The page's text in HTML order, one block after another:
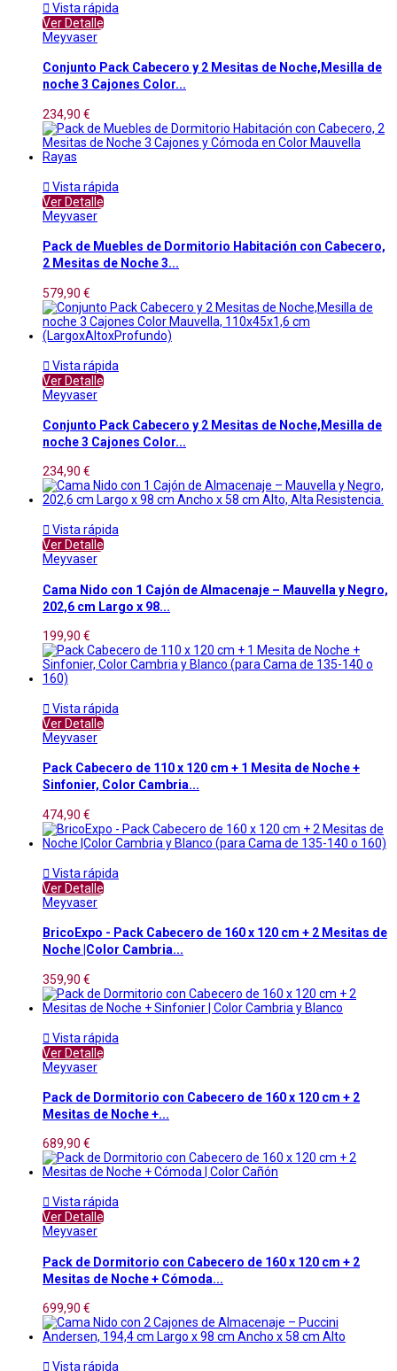
 Vista rápida
Ver Detalle
Meyvaser
Conjunto Pack Cabecero y 2 Mesitas de Noche,Mesilla de
noche 3 Cajones Color...
234,90 €
 Vista rápida
Ver Detalle
Meyvaser
Pack de Muebles de Dormitorio Habitación con Cabecero,
2 Mesitas de Noche 3...
579,90 €
 Vista rápida
Ver Detalle
Meyvaser
Conjunto Pack Cabecero y 2 Mesitas de Noche,Mesilla de
noche 3 Cajones Color...
234,90 €
 Vista rápida
Ver Detalle
Meyvaser
Cama Nido con 1 Cajón de Almacenaje – Mauvella y Negro,
202,6 cm Largo x 98...
199,90 €
 Vista rápida
Ver Detalle
Meyvaser
Pack Cabecero de 110 x 120 cm + 1 Mesita de Noche +
Sinfonier, Color Cambria...
474,90 €
 Vista rápida
Ver Detalle
Meyvaser
BricoExpo - Pack Cabecero de 160 x 120 cm + 2 Mesitas de
Noche |Color Cambria...
359,90 €
 Vista rápida
Ver Detalle
Meyvaser
Pack de Dormitorio con Cabecero de 160 x 120 cm + 2
Mesitas de Noche +...
689,90 €
 Vista rápida
Ver Detalle
Meyvaser
Pack de Dormitorio con Cabecero de 160 x 120 cm + 2
Mesitas de Noche + Cómoda...
699,90 €
 Vista rápida